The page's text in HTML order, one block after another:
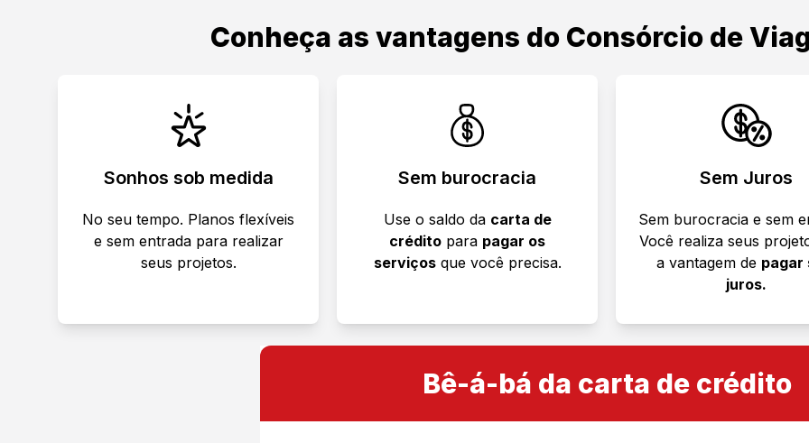
Conheça as vantagens do Consórcio de
Sonhos sob medida
No seu tempo. Planos flexíveis
e sem entrada para realizar
seus projetos.
Sem burocracia
Use o saldo da carta de
crédito para pagar os
serviçosque você precisa.
Sem Juros
Sem burocracia e sem
Você realiza seus
a vantagem de pagar
juros.
Bê-á-bá da carta de crédito